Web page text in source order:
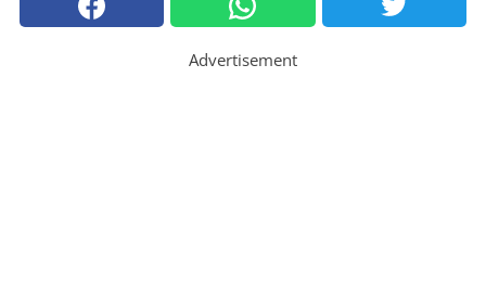
Advertisement